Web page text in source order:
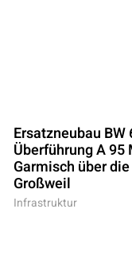
Ersatzneubau BW
Überführung A 95
Garmisch über
Großweil
Infrastruktur